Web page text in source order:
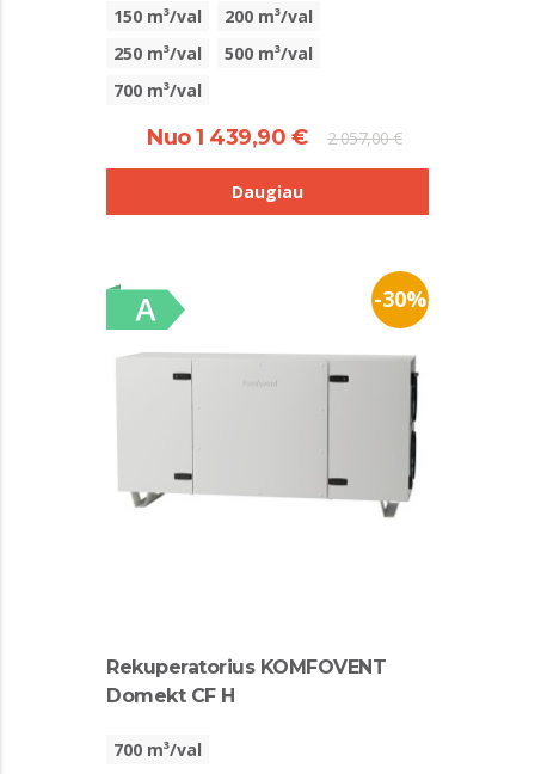
150 m³/val
200 m³/val
250 m³/val
500 m³/val
700 m³/val
Nuo 1 439,90 € 2 057,00 €
Daugiau
-30%
Rekuperatorius KOMFOVENT
Domekt CF H
700 m³/val